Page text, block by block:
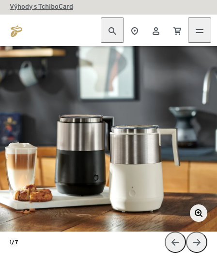
Výhody s TchiboCard
1/7